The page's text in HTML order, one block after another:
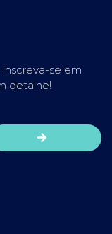
se em
detalhe!